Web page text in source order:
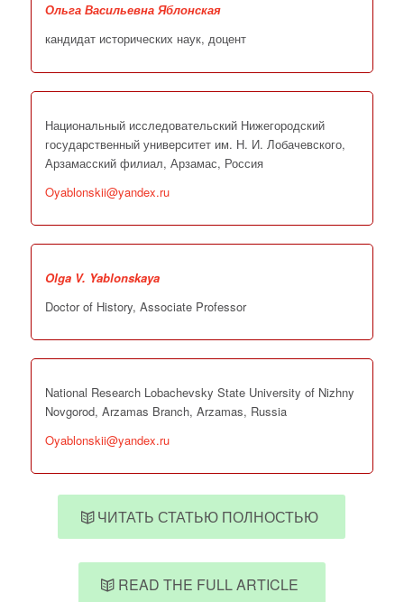
Ольга Васильевна Яблонская
кандидат исторических наук, доцент
Национальный исследовательский Нижегородский
государственный университет им. Н. И. Лобачевского,
Арзамасский филиал, Арзамас, Россия
Oyablonskii@yandex.ru
Olga V. Yablonskaya
Doctor of History, Associate Professor
National Research Lobachevsky State University of Nizhny
Novgorod, Arzamas Branch, Arzamas, Russia
Oyablonskii@yandex.ru
ЧИТАТЬ СТАТЬЮ ПОЛНОСТЬЮ
READ THE FULL ARTICLE